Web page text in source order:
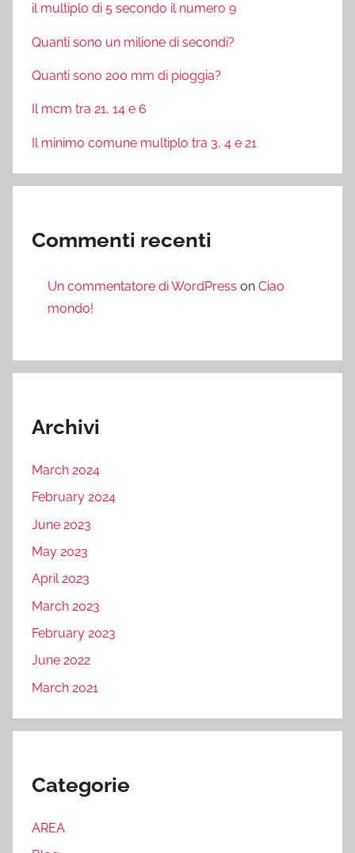
il multiplo di 5 secondo il numero 9
Quanti sono un milione di secondi?
Quanti sono 200 mm di pioggia?
Il mcm tra 21, 14 e 6
Il minimo comune multiplo tra 3, 4 e 21
Commenti recenti
Un commentatore di WordPress on Ciao
mondo!
Archivi
March 2024
February 2024
June 2023
May 2023
April 2023
March 2023
February 2023
June 2022
March 2021
Categorie
AREA